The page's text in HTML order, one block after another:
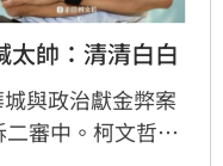
太帥：清清白白
與政治獻金弊案
審中。柯文哲昨